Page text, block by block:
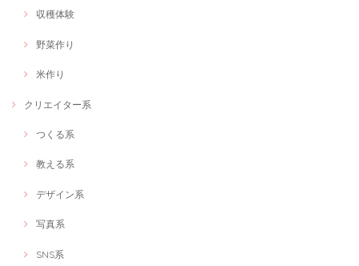
収穫体験
野菜作り
米作り
クリエイター系
つくる系
教える系
デザイン系
写真系
SNS系